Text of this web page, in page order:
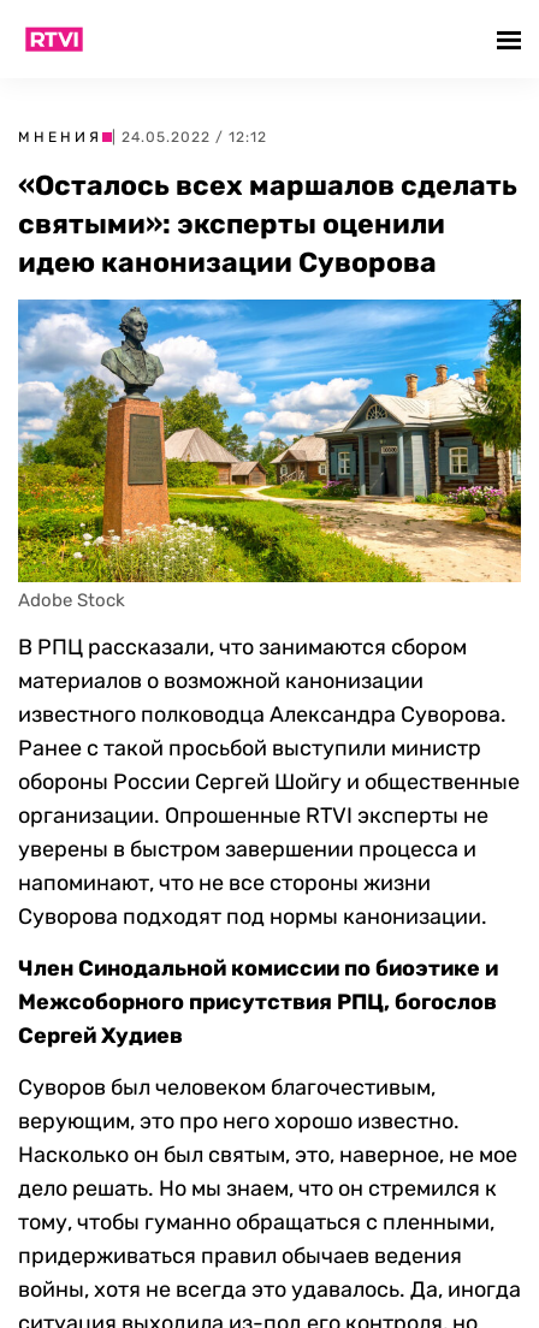
МНЕНИЯ | 24.05.2022 / 12:12
«Осталось всех маршалов сделать
святыми»: эксперты оценили
идею канонизации Суворова
Adobe Stock
В РПЦ рассказали, что занимаются сбором
материалов о возможной канонизации
известного полководца Александра Суворова.
Ранее с такой просьбой выступили министр
обороны России Сергей Шойгу и общественные
организации. Опрошенные RTVI эксперты не
уверены в быстром завершении процесса и
напоминают, что не все стороны жизни
Суворова подходят под нормы канонизации.
Член Синодальной комиссии по биоэтике и
Межсоборного присутствия РПЦ, богослов
Сергей Худиев
Суворов был человеком благочестивым,
верующим, это про него хорошо известно.
Насколько он был святым, это, наверное, не мое
дело решать. Но мы знаем, что он стремился к
тому, чтобы гуманно обращаться с пленными,
придерживаться правил обычаев ведения
войны, хотя не всегда это удавалось. Да, иногда